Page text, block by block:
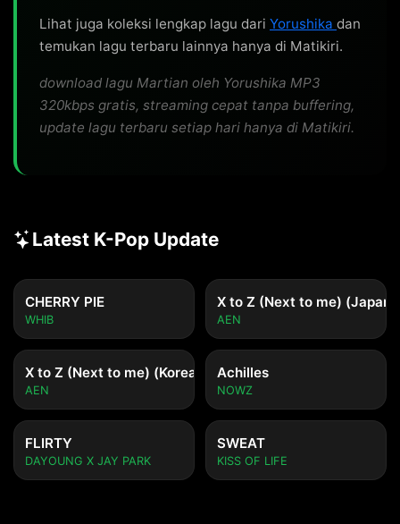
Lihat juga koleksi lengkap lagu dari Yorushika dan
temukan lagu terbaru lainnya hanya di Matikiri.
download lagu Martian oleh Yorushika MP3
320kbps gratis, streaming cepat tanpa buffering,
update lagu terbaru setiap hari hanya di Matikiri.
Latest K-Pop Update
CHERRY PIE
WHIB
X to Z (Next to me)
AEN
X to Z (Next to me) (Korean ver.)
AEN
Achilles
NOWZ
FLIRTY
DAYOUNG X JAY PARK
SWEAT
KISS OF LIFE